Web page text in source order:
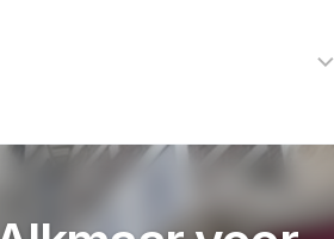
Kunst